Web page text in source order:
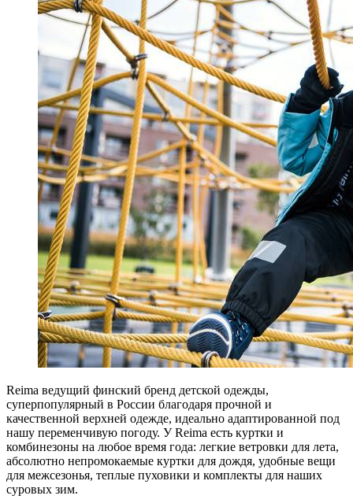
Reima ведущий финский бренд детской одежды,
суперпопулярный в России благодаря прочной и
качественной верхней одежде, идеально адаптированной под
нашу переменчивую погоду. У Reima есть куртки и
комбинезоны на любое время года: легкие ветровки для лета,
абсолютно непромокаемые куртки для дождя, удобные вещи
для межсезонья, теплые пуховики и комплекты для наших
суровых зим.